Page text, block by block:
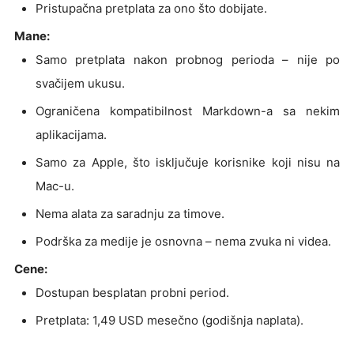
Pristupačna pretplata za ono što dobijate.
Mane:
Samo pretplata nakon probnog perioda – nije po
svačijem ukusu.
Ograničena kompatibilnost Markdown-a sa nekim
aplikacijama.
Samo za Apple, što isključuje korisnike koji nisu na
Mac-u.
Nema alata za saradnju za timove.
Podrška za medije je osnovna – nema zvuka ni videa.
Cene:
Dostupan besplatan probni period.
Pretplata: 1,49 USD mesečno (godišnja naplata).